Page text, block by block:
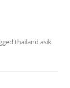
thailand asik